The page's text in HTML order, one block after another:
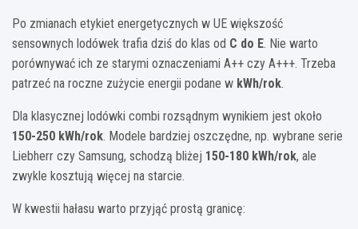
Po zmianach etykiet energetycznych w UE większość
sensownych lodówek trafia dziś do klas od C do E. Nie warto
porównywać ich ze starymi oznaczeniami A++ czy A+++. Trzeba
patrzeć na roczne zużycie energii podane w kWh/rok.
Dla klasycznej lodówki combi rozsądnym wynikiem jest około
150-250 kWh/rok. Modele bardziej oszczędne, np. wybrane serie
Liebherr czy Samsung, schodzą bliżej 150-180 kWh/rok, ale
zwykle kosztują więcej na starcie.
W kwestii hałasu warto przyjąć prostą granicę: